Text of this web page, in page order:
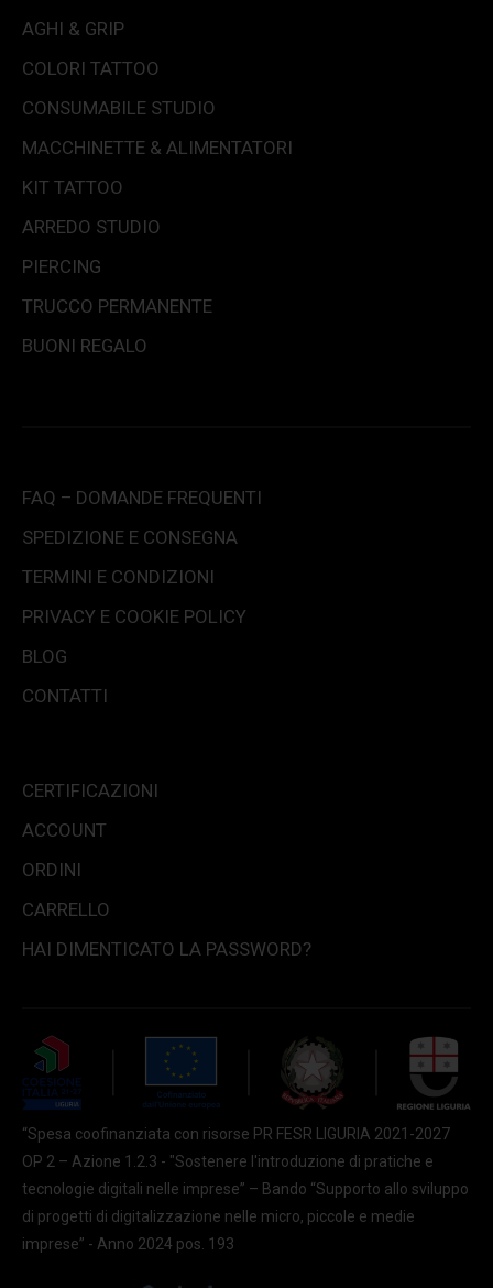
AGHI & GRIP
COLORI TATTOO
CONSUMABILE STUDIO
MACCHINETTE & ALIMENTATORI
KIT TATTOO
ARREDO STUDIO
PIERCING
TRUCCO PERMANENTE
BUONI REGALO
FAQ – DOMANDE FREQUENTI
SPEDIZIONE E CONSEGNA
TERMINI E CONDIZIONI
PRIVACY E COOKIE POLICY
BLOG
CONTATTI
CERTIFICAZIONI
ACCOUNT
ORDINI
CARRELLO
HAI DIMENTICATO LA PASSWORD?
“Spesa coofinanziata con risorse PR FESR LIGURIA 2021-2027
OP 2 – Azione 1.2.3 - "Sostenere l'introduzione di pratiche e
tecnologie digitali nelle imprese” – Bando “Supporto allo sviluppo
di progetti di digitalizzazione nelle micro, piccole e medie
imprese” - Anno 2024 pos. 193